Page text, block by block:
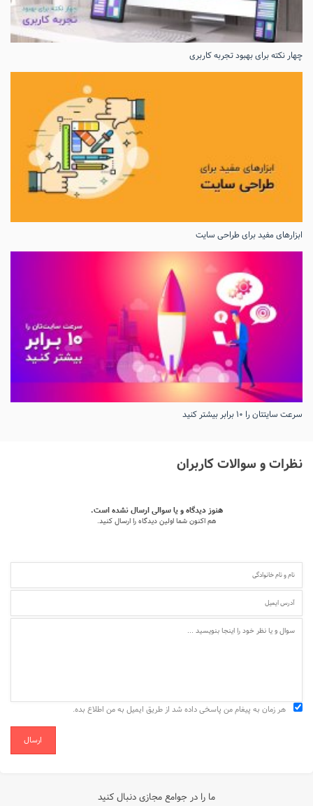
چهار نکته برای بهبود تجربه کاربری
ابزارهای مفید برای طراحی سایت
سرعت سایتتان را ۱۰ برابر بیشتر کنید
نظرات و سوالات کاربران
هنوز دیدگاه و یا سوالی ارسال نشده است.
هم اکنون شما اولین دیدگاه را ارسال کنید.
هر زمان به پیغام من پاسخی داده شد از طریق ایمیل به من اطلاع بده.
ارسال
ما را در جوامع مجازی دنبال کنید